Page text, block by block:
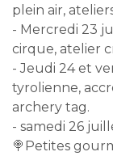
plein air,
- Mercredi 23
cirque, atelier
- Jeudi 24 et
tyrolienne,
archery tag.
- samedi 26
🍭Petites